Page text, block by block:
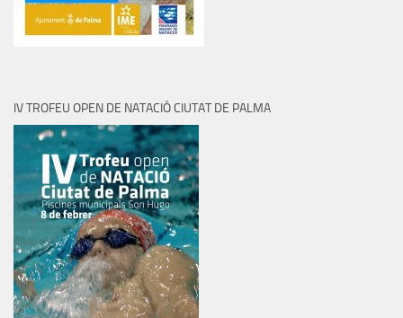
IV TROFEU OPEN DE NATACIÓ CIUTAT DE PALMA